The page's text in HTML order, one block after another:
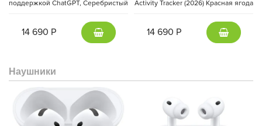
поддержкой ChatGPT, Серебристый
14 690 Р
Activity Tracker (2026) Красная ягода
14 690 Р
Наушники